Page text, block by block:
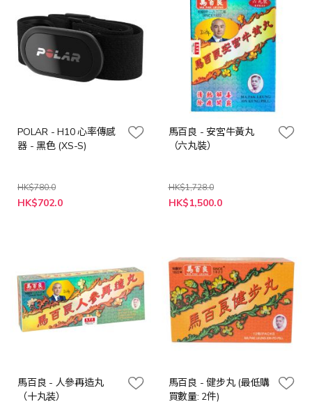
POLAR - H10 心率傳感
器 - 黑色 (XS-S)
HK$780.0
特
殊
HK$702.0
馬百良 - 安宮牛黃丸
（六丸裝）
HK$1,728.0
特
殊
HK$1,500.0
馬百良 - 人參再造丸
（十丸装）
馬百良 - 健步丸 (最低購
買數量: 2件)